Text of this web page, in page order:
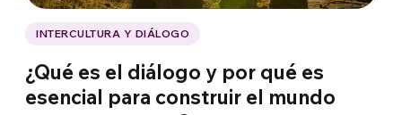
INTERCULTURA Y DIÁLOGO
¿Qué es el diálogo y por qué es
esencial para construir el mundo